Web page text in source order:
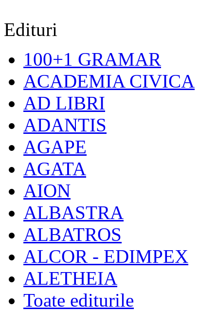
Edituri
100+1 GRAMAR
ACADEMIA CIVICA
AD LIBRI
ADANTIS
AGAPE
AGATA
AION
ALBASTRA
ALBATROS
ALCOR - EDIMPEX
ALETHEIA
Toate editurile